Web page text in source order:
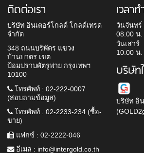
ติดต่อเรา
บริษัท อินเตอร์โกลด์ โกลด์เทรด
จำกัด
348 ถนนบริพัตร แขวง
บ้านบาตร เขต
ป้อมปราบศัตรูพ่าย กรุงเทพฯ
10100
โทรศัพท์ : 02-222-0007
(สอบถามข้อมูล)
โทรศัพท์ : 02-2233-234 (ซื้อ-
ขาย)
แฟกซ์ : 02-2222-046
อีเมล : info@intergold.co.th
เวลา
วันจันทร์
08.00 น.
วันเสาร์
10.00 น
บริษัท
บริษัท อิ